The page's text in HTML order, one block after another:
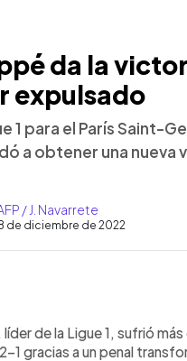
da la
expulsado
1 para el París Saint-
a obtener una nueva
/ J. Navarrete
de diciembre de 2022
artículo
líder de la Ligue 1, sufrió
1 gracias a un penal